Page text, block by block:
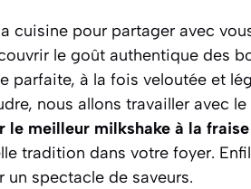
cuisine pour partager avec
le goût authentique des
à la fois veloutée et
nous allons travailler avec
le meilleur milkshake à la
tradition dans votre foyer.
spectacle de saveurs.